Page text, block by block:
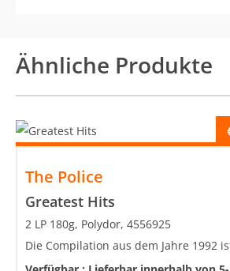
Ähnliche Produkte
The Police
Greatest Hits
2 LP 180g, Polydor, 4556925
Die Compilation aus dem Jahre 1992